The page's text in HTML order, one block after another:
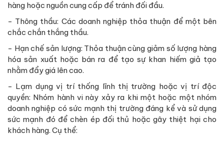
hàng hoặc nguồn cung cấp để tránh đối đầu.
- Thông thầu: Các doanh nghiệp thỏa thuận để một bên
chắc chắn thắng thầu.
- Hạn chế sản lượng: Thỏa thuận cùng giảm số lượng hàng
hóa sản xuất hoặc bán ra để tạo sự khan hiếm giả tạo
nhằm đẩy giá lên cao.
- Lạm dụng vị trí thống lĩnh thị trường hoặc vị trí độc
quyền: Nhóm hành vi này xảy ra khi một hoặc một nhóm
doanh nghiệp có sức mạnh thị trường đáng kể và sử dụng
sức mạnh đó để chèn ép đối thủ hoặc gây thiệt hại cho
khách hàng. Cụ thể: